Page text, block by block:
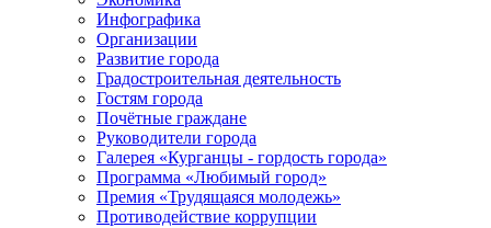
Инфографика
Организации
Развитие города
Градостроительная деятельность
Гостям города
Почётные граждане
Руководители города
Галерея «Курганцы - гордость города»
Программа «Любимый город»
Премия «Трудящаяся молодежь»
Противодействие коррупции